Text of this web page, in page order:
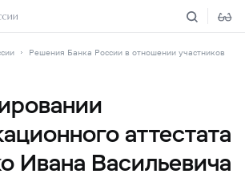
Решения Банка России в отношении участников
аттестата
Ивана Васильевича